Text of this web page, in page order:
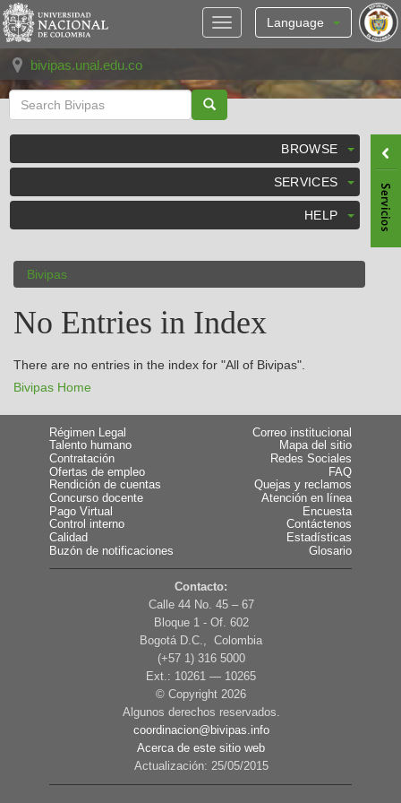
Skip
navigation
Language
bivipas.unal.edu.co
BROWSE
SERVICES
HELP
Bivipas
No Entries in Index
There are no entries in the index for "All of Bivipas".
Bivipas Home
Régimen Legal
Talento humano
Contratación
Ofertas de empleo
Rendición de cuentas
Concurso docente
Pago Virtual
Control interno
Calidad
Buzón de notificaciones
Correo institucional
Mapa del sitio
Redes Sociales
FAQ
Quejas y reclamos
Atención en línea
Encuesta
Contáctenos
Estadísticas
Glosario
Contacto:
Calle 44 No. 45 – 67
Bloque 1 - Of. 602
Bogotá D.C., Colombia
(+57 1) 316 5000
Ext.: 10261 — 10265
© Copyright 2026
Algunos derechos reservados.
coordinacion@bivipas.info
Acerca de este sitio web
Actualización: 25/05/2015